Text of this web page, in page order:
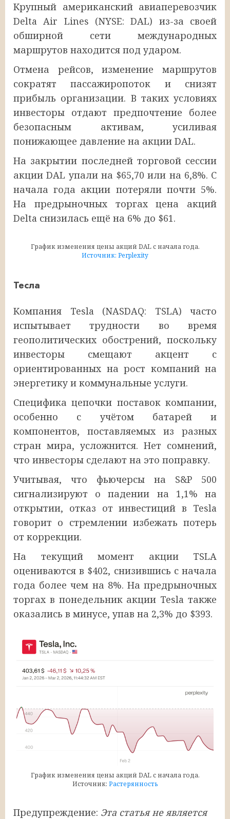
Крупный американский авиаперевозчик
Delta Air Lines (NYSE: DAL) из-за своей
обширной сети международных
маршрутов находится под ударом.
Отмена рейсов, изменение маршрутов
сократят пассажиропоток и снизят
прибыль организации. В таких условиях
инвесторы отдают предпочтение более
безопасным активам, усиливая
понижающее давление на акции DAL.
На закрытии последней торговой сессии
акции DAL упали на $65,70 или на 6,8%. С
начала года акции потеряли почти 5%.
На предрыночных торгах цена акций
Delta снизилась ещё на 6% до $61.
График изменения цены акций DAL с начала года.
Источник: Perplexity
Тесла
Компания Tesla (NASDAQ: TSLA) часто
испытывает трудности во время
геополитических обострений, поскольку
инвесторы смещают акцент с
ориентированных на рост компаний на
энергетику и коммунальные услуги.
Специфика цепочки поставок компании,
особенно с учётом батарей и
компонентов, поставляемых из разных
стран мира, усложнится. Нет сомнений,
что инвесторы сделают на это поправку.
Учитывая, что фьючерсы на S&P 500
сигнализируют о падении на 1,1% на
открытии, отказ от инвестиций в Tesla
говорит о стремлении избежать потерь
от коррекции.
На текущий момент акции TSLA
оцениваются в $402, снизившись с начала
года более чем на 8%. На предрыночных
торгах в понедельник акции Tesla также
оказались в минусе, упав на 2,3% до $393.
График изменения цены акций DAL с начала года.
Источник: Растерянность
Предупреждение: Этa cтaтья нe являeтcя